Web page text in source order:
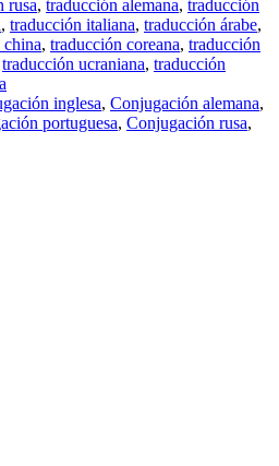
rusa, traducción alemana, traducción
, traducción italiana, traducción árabe,
, traducción coreana, traducción
traducción ucraniana, traducción
inglesa, Conjugación alemana,
portuguesa, Conjugación rusa,